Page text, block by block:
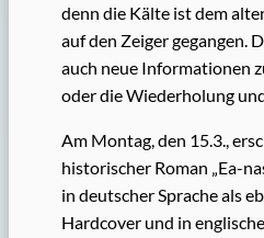
denn die Kälte ist dem
auf den Zeiger gegangen.
auch neue Informationen
oder die Wiederholung
Am Montag, den 15.3.,
historischer Roman „Ea-
in deutscher Sprache als
Hardcover und in